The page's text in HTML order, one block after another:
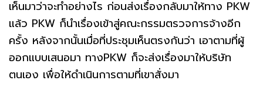
เห็นมาว่าจะทำอย่างไร ก่อนส่งเรื่องกลับมาให้ทาง PKW
แล้ว PKW ก็นำเรื่องเข้าสู่คณะกรรมตรวจการจ้างอีก
ครั้ง หลังจากนั้นเมื่อที่ประชุมเห็นตรงกันว่า เอาตามที่ผู้
ออกแบบเสนอมา ทางPKW ก็จะส่งเรื่องมาให้บริษัท
ตนเอง เพื่อให้ดำเนินการตามที่เขาสั่งมา